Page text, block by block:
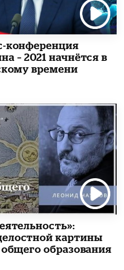
конференция
– 2021 начнётся в
времени
картины
образования